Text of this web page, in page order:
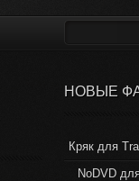
НОВЫЕ
Кряк для
NoDVD